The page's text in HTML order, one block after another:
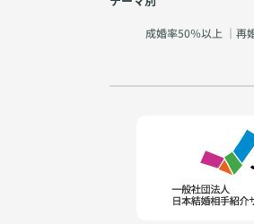
成婚率50％以上 ｜ 再